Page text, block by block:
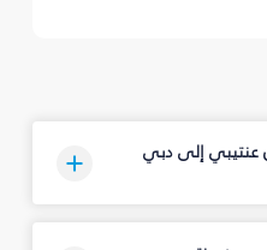
عنتيبي إلى دبي